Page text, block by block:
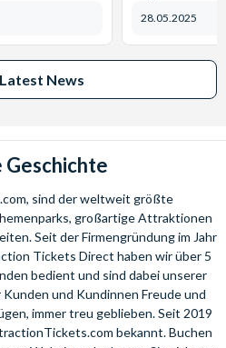
28.05.2025
News
Geschichte
sind der weltweit größte
großartige Attraktionen
Seit der Firmengründung im Jahr
Tickets Direct haben wir über 5
bedient und sind dabei unserer
und Kundinnen Freude und
immer treu geblieben. Seit 2019
bekannt. Buchen